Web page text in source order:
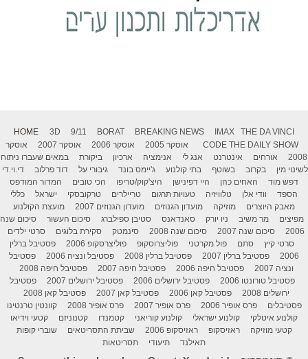
HOME 3D 9/11 BORAT BREAKING NEWS IMAX
THE DA VINCI
CODE THE DAILY SHOW אוסקר 2005 אוסקר 2006 אוסקר 2007
אוסקר
2008
אורחים אינטרנט אנג לי אנימציה ארכיון ביקורת
במאים שעברו ניתוח
לשינוי מין
בקרוב בשוטף בתי קולנוע ג'יימס בונד גיבורי על דוד פרלוב
די.וי.די
דפש מוד
האחים כהן היי דפינישן היצ'קוק/טריפו הכי טובים
המדור המודפס
הספד
וודי אלן טלוויזיה טעויות תרגום טריילרים טרקובסקי ישראל
כללי
מאבק היוצרים
מוזיקה מועדון הגנוזים מועדון הגנוזים 2007
מועצת הקולנוע
מפיצים
מר משיב ניו יורק סאנדאנס סטיבן ספילברג סיכום העשור
סיכום שנה
2006
סיכום שנה 2007 סיכום שנה 2008 סינמטק סקירת בלוגים
סרטי ילדים
סרטי קיץ
סתם פול מקרטני פוליצרוסקופ פוליצרסקופ 2006
פסטיבל ברלין
2006
פסטיבל ברלין 2007 פסטיבל ברלין 2008 פסטיבל ונציה 2006
פסטיבל
ונציה 2007
פסטיבל חיפה 2006 פסטיבל חיפה 2007
פסטיבל חיפה 2008
פסטיבל טורונטו 2006
פסטיבל ירושלים 2006 פסטיבל ירושלים 2007
פסטיבל
ירושלים 2008
פסטיבל קאן 2006 פסטיבל קאן 2007
פסטיבל קאן 2008
פסטיבלים
פרס אופיר 2006 פרס אופיר 2007 פרס אופיר 2008
קוונטין טרנטינו
קולנוע איטלקי
קולנוע ישראלי קולנוע קוריאני קטמנדו קטנוניזם
קטעי וידיאו
קטעי מוזיקה
ראזיסקופ ראזיסקופ 2006 שביתת התסריטאים
שוברי קופות
תאילנד
תיעודי תסריטאות